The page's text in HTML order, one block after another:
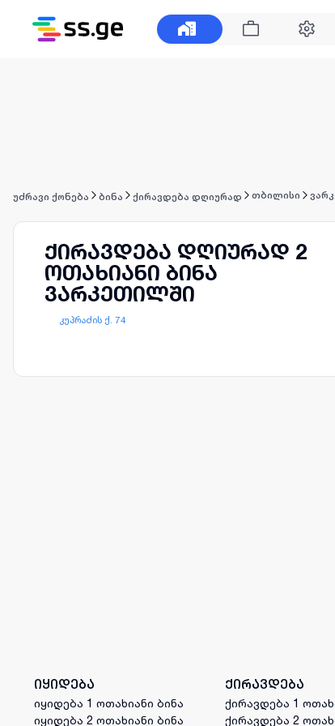
უძრავი ქონება ბინა ქირავდება დღიურად თბილისი
ქირავდება დღიურად 2
ოთახიანი ბინა
ვარკეთილში
კუპრაძის ქ. 74
იყიდება
იყიდება 1 ოთახიანი ბინა
იყიდება 2 ოთახიანი ბინა
ქირავდება
ქირავდება 1
ქირავდება 2